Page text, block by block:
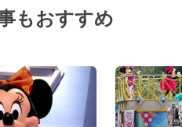
もおすすめ